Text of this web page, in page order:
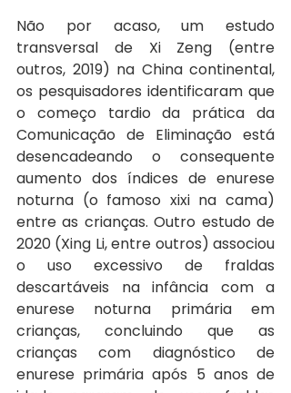
Não por acaso, um estudo
transversal de Xi Zeng (entre
outros, 2019) na China continental,
os pesquisadores identificaram que
o começo tardio da prática da
Comunicação de Eliminação está
desencadeando o consequente
aumento dos índices de enurese
noturna (o famoso xixi na cama)
entre as crianças. Outro estudo de
2020 (Xing Li, entre outros) associou
o uso excessivo de fraldas
descartáveis na infância com a
enurese noturna primária em
crianças, concluindo que as
crianças com diagnóstico de
enurese primária após 5 anos de